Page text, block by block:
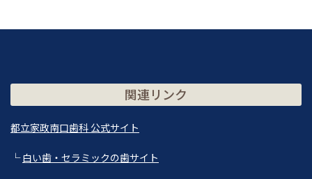
関連リンク
都立家政南口歯科 公式サイト
└白い歯・セラミックの歯サイト